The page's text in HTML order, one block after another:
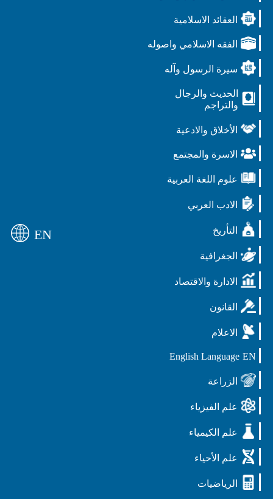
العقائد الاسلامية
الفقه الاسلامي واصوله
سيرة الرسول وآله
الحديث والرجال
والتراجم
الأخلاق والادعية
الاسرة والمجتمع
علوم اللغة العربية
الادب العربي
التأريخ
الجغرافية
الادارة والاقتصاد
القانون
الاعلام
EN
English Language
الزراعة
علم الفيزياء
علم الكيمياء
علم الأحياء
الرياضيات
EN